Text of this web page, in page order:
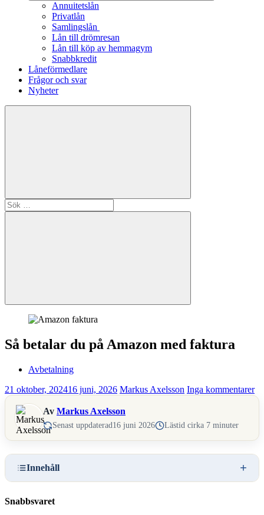
Annuitetslån
Privatlån
Samlingslån
Lån till drömresan
Lån till köp av hemmagym
Snabbkredit
Låneförmedlare
Frågor och svar
Nyheter
Sök
efter:
Sök
Så betalar du på Amazon med faktura
Avbetalning
21 oktober, 202416 juni, 2026 Markus Axelsson Inga kommentarer
Av Markus Axelsson
Senast uppdaterad 16 juni 2026 Lästid cirka 7 minuter
Innehåll
Snabbsvaret